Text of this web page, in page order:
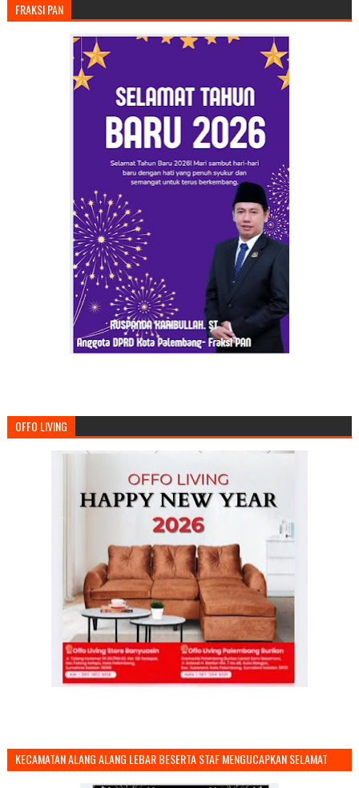
FRAKSI PAN
OFFO LIVING
KECAMATAN ALANG ALANG LEBAR BESERTA STAF MENGUCAPKAN SELAMAT